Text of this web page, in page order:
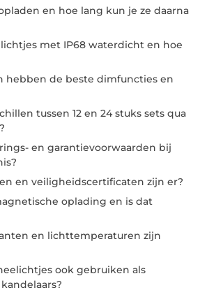
en hoe lang kun je ze daarna
met IP68 waterdicht en hoe
hebben de beste dimfuncties en
tussen 12 en 24 stuks sets qua
en garantievoorwaarden bij
en veiligheidscertificaten zijn er?
oplading en is dat
en lichttemperaturen zijn
ook gebruiken als